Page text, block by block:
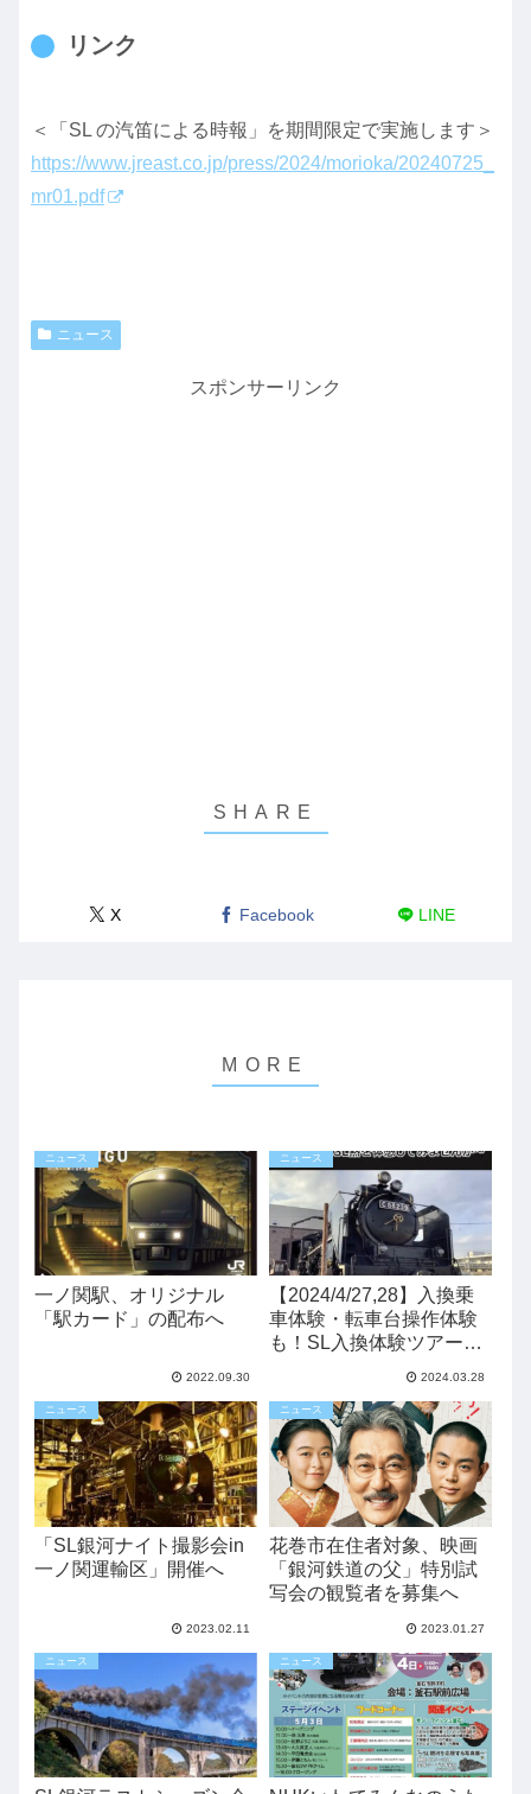
リンク
＜「SL の汽笛による時報」を期間限定で実施します＞
https://www.jreast.co.jp/press/2024/morioka/20240725_
mr01.pdf
ニュース
スポンサーリンク
X Facebook LINE
ニュース
一ノ関駅、オリジナル
「駅カード」の配布へ
2022.09.30
ニュース
【2024/4/27,28】入換乗
車体験・転車台操作体験
も！SL入換体験ツアー開
2024.03.28
ニュース
「SL銀河ナイト撮影会in
一ノ関運輸区」開催へ
2023.02.11
ニュース
花巻市在住者対象、映画
「銀河鉄道の父」特別試
写会の観覧者を募集へ
2023.01.27
ニュース ニュース